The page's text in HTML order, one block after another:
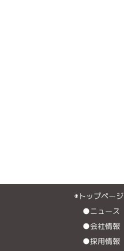
◉トップページ
●ニュース
●会社情報
●採用情報